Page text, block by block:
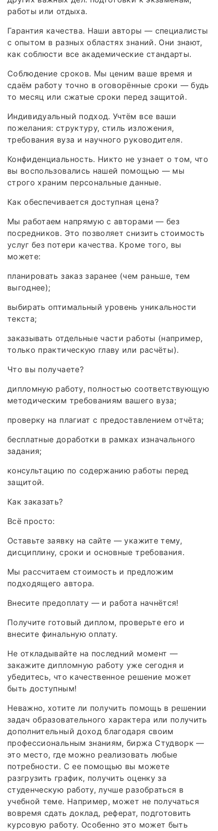
работы или отдыха.
Гарантия качества. Наши авторы — специалисты
с опытом в разных областях знаний. Они знают,
как соблюсти все академические стандарты.
Соблюдение сроков. Мы ценим ваше время и
сдаём работу точно в оговорённые сроки — будь
то месяц или сжатые сроки перед защитой.
Индивидуальный подход. Учтём все ваши
пожелания: структуру, стиль изложения,
требования вуза и научного руководителя.
Конфиденциальность. Никто не узнает о том, что
вы воспользовались нашей помощью — мы
строго храним персональные данные.
Как обеспечивается доступная цена?
Мы работаем напрямую с авторами — без
посредников. Это позволяет снизить стоимость
услуг без потери качества. Кроме того, вы
можете:
планировать заказ заранее (чем раньше, тем
выгоднее);
выбирать оптимальный уровень уникальности
текста;
заказывать отдельные части работы (например,
только практическую главу или расчёты).
Что вы получаете?
дипломную работу, полностью соответствующую
методическим требованиям вашего вуза;
проверку на плагиат с предоставлением отчёта;
бесплатные доработки в рамках изначального
задания;
консультацию по содержанию работы перед
защитой.
Как заказать?
Всё просто:
Оставьте заявку на сайте — укажите тему,
дисциплину, сроки и основные требования.
Мы рассчитаем стоимость и предложим
подходящего автора.
Внесите предоплату — и работа начнётся!
Получите готовый диплом, проверьте его и
внесите финальную оплату.
Не откладывайте на последний момент —
закажите дипломную работу уже сегодня и
убедитесь, что качественное решение может
быть доступным!
Неважно, хотите ли получить помощь в решении
задач образовательного характера или получить
дополнительный доход благодаря своим
профессиональным знаниям, биржа Студворк —
это место, где можно реализовать любые
потребности. С ее помощью вы можете
разгрузить график, получить оценку за
студенческую работу, лучше разобраться в
учебной теме. Например, может не получаться
вовремя сдать доклад, реферат, подготовить
курсовую работу. Особенно это может быть